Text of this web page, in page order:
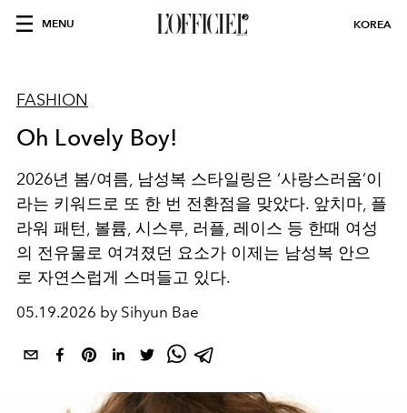
MENU KOREA
FASHION
Oh Lovely Boy!
2026년 봄/여름, 남성복 스타일링은 ‘사랑스러움’이
라는 키워드로 또 한 번 전환점을 맞았다. 앞치마, 플
라워 패턴, 볼륨, 시스루, 러플, 레이스 등 한때 여성
의 전유물로 여겨졌던 요소가 이제는 남성복 안으
로 자연스럽게 스며들고 있다.
05.19.2026 by Sihyun Bae